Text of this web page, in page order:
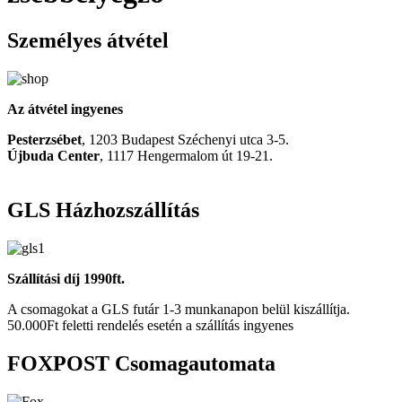
Személyes átvétel
Az átvétel ingyenes
Pesterzsébet, 1203 Budapest Széchenyi utca 3-5.
Újbuda Center, 1117 Hengermalom út 19-21.
GLS Házhozszállítás
Szállítási díj 1990ft.
A csomagokat a GLS futár 1-3 munkanapon belül kiszállítja.
50.000Ft feletti rendelés esetén a szállítás ingyenes
FOXPOST Csomagautomata